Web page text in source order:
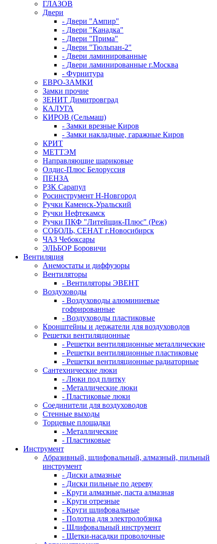
ГЛАЗОВ
Двери
- Двери "Ампир"
- Двери "Канадка"
- Двери "Прима"
- Двери "Тюльпан-2"
- Двери ламинированные
- Двери ламинированные г.Москва
- Фурнитура
ЕВРО-ЗАМКИ
Замки прочие
ЗЕНИТ Димитровград
КАЛУГА
КИРОВ (Сельмаш)
- Замки врезные Киров
- Замки накладные, гаражные Киров
КРИТ
МЕТТЭМ
Направляющие шариковые
Олдис-Плюс Белоруссия
ПЕНЗА
РЗК Сарапул
Росинструмент Н-Новгород
Ручки Каменск-Уральский
Ручки Нефтекамск
Ручки ПКФ "Литейщик-Плюс" (Реж)
СОБОЛЬ, СЕНАТ г.Новосибирск
ЧАЗ Чебоксары
ЭЛЬБОР Боровичи
Вентиляция
Анемостаты и диффузоры
Вентиляторы
- Вентиляторы ЭВЕНТ
Воздуховоды
- Воздуховоды алюминиевые
гофрированные
- Воздуховоды пластиковые
Кронштейны и держатели для воздуховодов
Решетки вентиляционные
- Решетки вентиляционные металлические
- Решетки вентиляционные пластиковые
- Решетки вентиляционные радиаторные
Сантехнические люки
- Люки под плитку
- Металлические люки
- Пластиковые люки
Соединители для воздуховодов
Стенные выходы
Торцевые площадки
- Металлические
- Пластиковые
Инструмент
Абразивный, шлифовальный, алмазный, пильный
инструмент
- Диски алмазные
- Диски пильные по дереву
- Круги алмазные, паста алмазная
- Круги отрезные
- Круги шлифовальные
- Полотна для электролобзика
- Шлифовальный инструмент
- Щетки-насадки проволочные